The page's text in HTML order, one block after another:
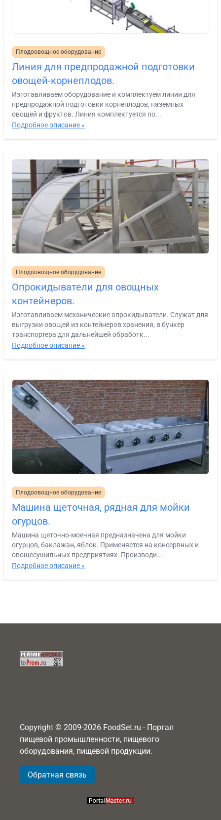
Плодоовощное оборудование
Линия для предпродажной подготовки
овощей-корнеплодов.
Изготавливаем оборудование и комплектуем линии для
предпродажной подготовки корнеплодов, наземных
овощей и фруктов. Линия комплектуется по...
Подробное описание »
Плодоовощное оборудование
Опрокидыватели для овощных
контейнеров.
Изготавливаем механические опрокидыватели. Служат для
выгрузки овощей из контейнеров хранения, в бункер
транспортера для дальнейшей обработк...
Подробное описание »
Плодоовощное оборудование
Машина щеточная, рядная для мойки
огурцов.
Машина щеточно-моечная предназначена для мойки
огурцов, баклажан, яблок. Применяется на консервных и
овощесушильных предприятиях. Производи...
Подробное описание »
Copyright © 2009-2026 FoodSet.ru - Портал
пищевой промышленности, пищевого
оборудования, пищевой продукции.
Обратная связь